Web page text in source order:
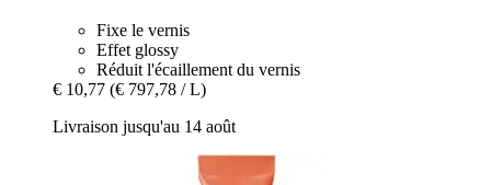
Fixe le vernis
Effet glossy
Réduit l'écaillement du vernis
€ 10,77 (€ 797,78 / L)
Livraison jusqu'au 14 août